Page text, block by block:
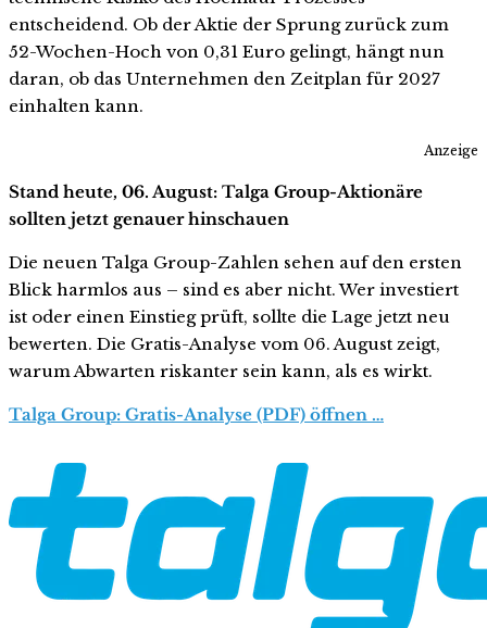
entscheidend. Ob der Aktie der Sprung zurück zum
52-Wochen-Hoch von 0,31 Euro gelingt, hängt nun
daran, ob das Unternehmen den Zeitplan für 2027
einhalten kann.
Anzeige
Stand heute, 06. August: Talga Group-Aktionäre
sollten jetzt genauer hinschauen
Die neuen Talga Group-Zahlen sehen auf den ersten
Blick harmlos aus – sind es aber nicht. Wer investiert
ist oder einen Einstieg prüft, sollte die Lage jetzt neu
bewerten. Die Gratis-Analyse vom 06. August zeigt,
warum Abwarten riskanter sein kann, als es wirkt.
Talga Group: Gratis-Analyse (PDF) öffnen …